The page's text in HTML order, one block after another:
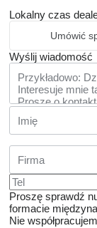
Lokalny czas
Umówić
Wyślij wiadomość
Proszę sprawdź
formacie
Nie